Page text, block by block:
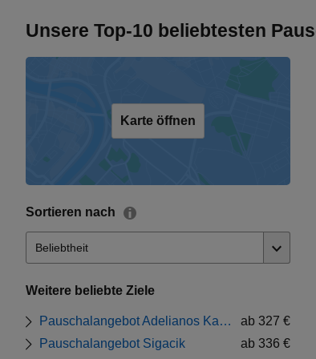
Unsere Top-10 beliebtesten
Karte öffnen
Sortieren nach
Weitere beliebte Ziele
Pauschalangebot Adelianos Kampos
ab 327 €
Pauschalangebot Sigacik
ab 336 €